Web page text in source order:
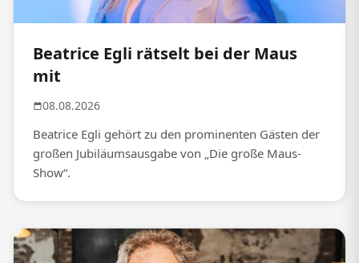
Beatrice Egli rätselt bei der Maus
mit
08.08.2026
Beatrice Egli gehört zu den prominenten Gästen der
großen Jubiläumsausgabe von „Die große Maus-
Show“.